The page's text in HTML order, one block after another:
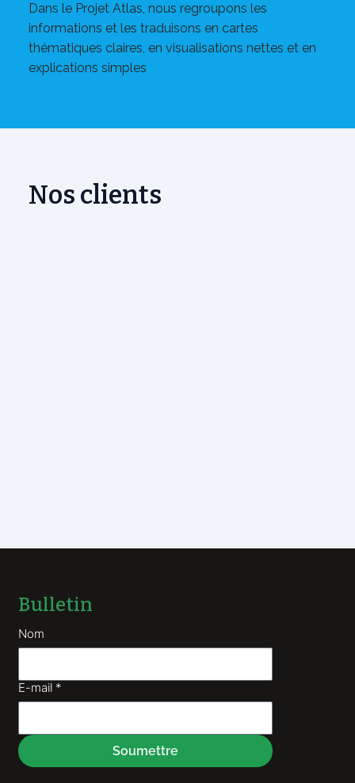
Dans le Projet Atlas, nous regroupons les
informations et les traduisons en cartes
thématiques claires, en visualisations nettes et en
explications simples
Nos clients
Bulletin
Nom
E-mail *
Soumettre